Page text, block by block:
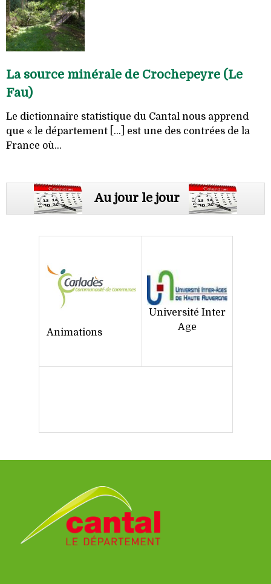
La source minérale de Crochepeyre (Le
Fau)
Le dictionnaire statistique du Cantal nous apprend
que « le département [...] est une des contrées de la
France où...
Au jour le jour
Animations
Université Inter
Age